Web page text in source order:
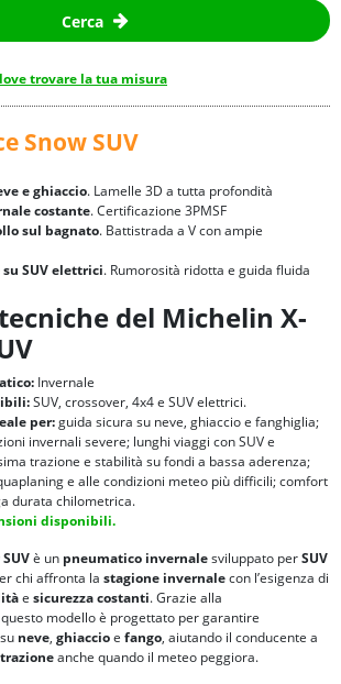
Cerca
trovare la tua misura
Snow SUV
e ghiaccio. Lamelle 3D a tutta profondità
costante. Certificazione 3PMSF
sul bagnato. Battistrada a V con ampie
SUV elettrici. Rumorosità ridotta e guida fluida
del Michelin X-
Invernale
SUV, crossover, 4x4 e SUV elettrici.
per:guida sicura su neve, ghiaccio e fanghiglia;
invernali severe; lunghi viaggi con SUV e
trazione e stabilità su fondi a bassa aderenza;
e alle condizioni meteo più difficili; comfort
durata chilometrica.
disponibili.
è un pneumatico invernalesviluppato perSUV
chi affronta la stagione invernalecon l’esigenza di
e sicurezzacostanti. Grazie alla
questo modello è progettato per garantire
su neve, ghiaccioe fango, aiutando il conducente a
trazioneanche quando il meteo peggiora.